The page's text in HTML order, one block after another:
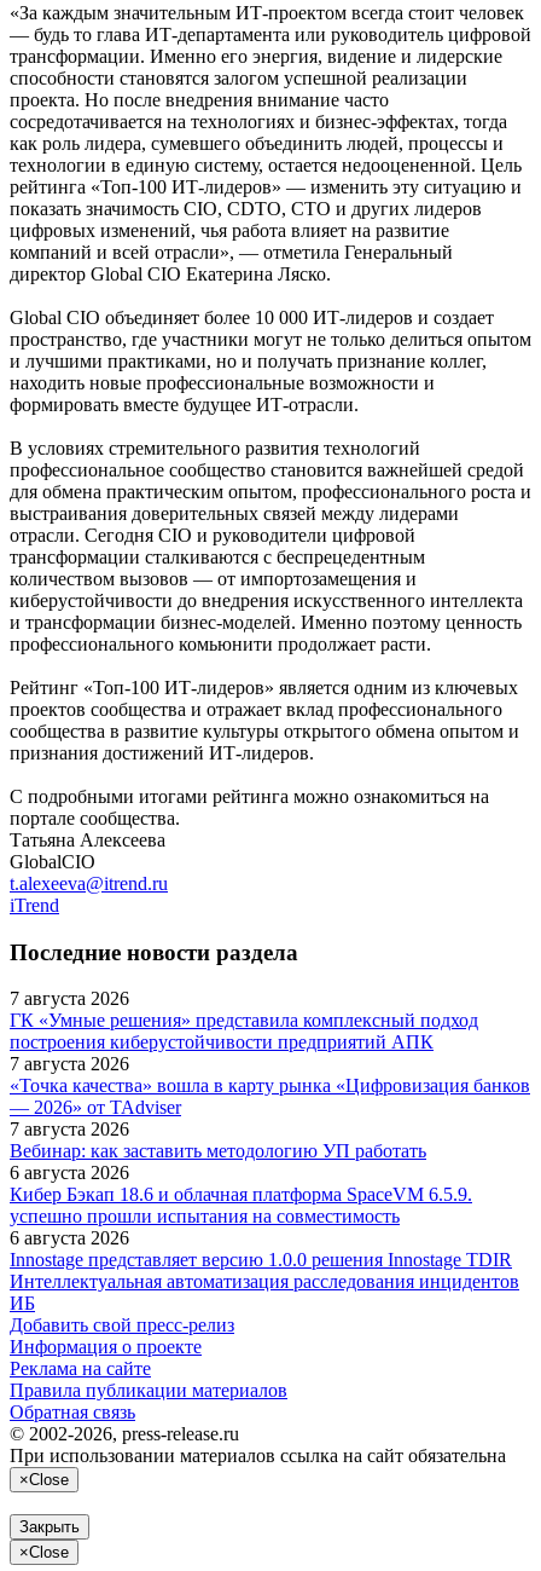
«За каждым значительным ИТ-проектом всегда стоит человек
— будь то глава ИТ-департамента или руководитель цифровой
трансформации. Именно его энергия, видение и лидерские
способности становятся залогом успешной реализации
проекта. Но после внедрения внимание часто
сосредотачивается на технологиях и бизнес-эффектах, тогда
как роль лидера, сумевшего объединить людей, процессы и
технологии в единую систему, остается недооцененной. Цель
рейтинга «Топ-100 ИТ-лидеров» — изменить эту ситуацию и
показать значимость CIO, CDTO, CTO и других лидеров
цифровых изменений, чья работа влияет на развитие
компаний и всей отрасли», — отметила Генеральный
директор Global CIO Екатерина Ляско.
Global CIO объединяет более 10 000 ИТ-лидеров и создает
пространство, где участники могут не только делиться опытом
и лучшими практиками, но и получать признание коллег,
находить новые профессиональные возможности и
формировать вместе будущее ИТ-отрасли.
В условиях стремительного развития технологий
профессиональное сообщество становится важнейшей средой
для обмена практическим опытом, профессионального роста и
выстраивания доверительных связей между лидерами
отрасли. Сегодня CIO и руководители цифровой
трансформации сталкиваются с беспрецедентным
количеством вызовов — от импортозамещения и
киберустойчивости до внедрения искусственного интеллекта
и трансформации бизнес-моделей. Именно поэтому ценность
профессионального комьюнити продолжает расти.
Рейтинг «Топ-100 ИТ-лидеров» является одним из ключевых
проектов сообщества и отражает вклад профессионального
сообщества в развитие культуры открытого обмена опытом и
признания достижений ИТ-лидеров.
С подробными итогами рейтинга можно ознакомиться на
портале сообщества.
Татьяна Алексеева
GlobalCIO
t.alexeeva@itrend.ru
iTrend
Последние новости раздела
7 августа 2026
ГК «Умные решения» представила комплексный подход
построения киберустойчивости предприятий АПК
7 августа 2026
«Точка качества» вошла в карту рынка «Цифровизация банков
— 2026» от TAdviser
7 августа 2026
Вебинар: как заставить методологию УП работать
6 августа 2026
Кибер Бэкап 18.6 и облачная платформа SpaceVM 6.5.9.
успешно прошли испытания на совместимость
6 августа 2026
Innostage представляет версию 1.0.0 решения Innostage TDIR
Интеллектуальная автоматизация расследования инцидентов
ИБ
Добавить свой пресс-релиз
Информация о проекте
Реклама на сайте
Правила публикации материалов
Обратная связь
© 2002-2026, press-release.ru
При использовании материалов ссылка на сайт обязательна
×Close
Закрыть
×Close